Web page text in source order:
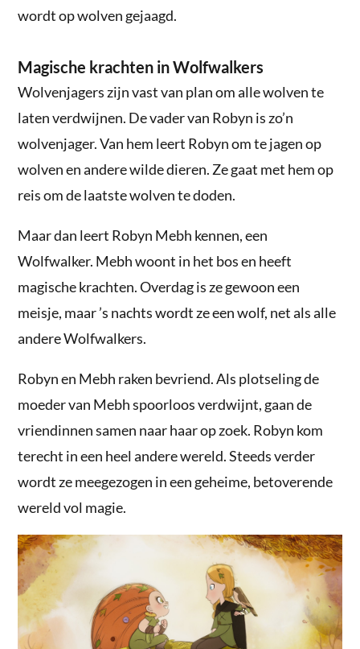
wordt op wolven gejaagd.
Magische krachten in Wolfwalkers
Wolvenjagers zijn vast van plan om alle wolven te
laten verdwijnen. De vader van Robyn is zo’n
wolvenjager. Van hem leert Robyn om te jagen op
wolven en andere wilde dieren. Ze gaat met hem op
reis om de laatste wolven te doden.
Maar dan leert Robyn Mebh kennen, een
Wolfwalker. Mebh woont in het bos en heeft
magische krachten. Overdag is ze gewoon een
meisje, maar ’s nachts wordt ze een wolf, net als alle
andere Wolfwalkers.
Robyn en Mebh raken bevriend. Als plotseling de
moeder van Mebh spoorloos verdwijnt, gaan de
vriendinnen samen naar haar op zoek. Robyn kom
terecht in een heel andere wereld. Steeds verder
wordt ze meegezogen in een geheime, betoverende
wereld vol magie.